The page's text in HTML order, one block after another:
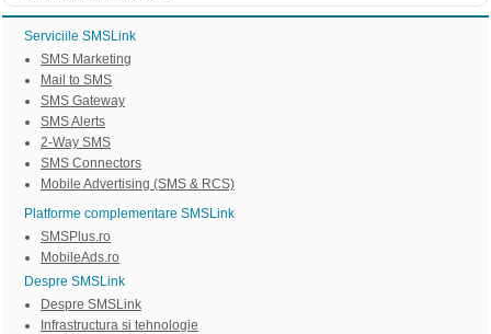
Serviciile SMSLink
SMS Marketing
Mail to SMS
SMS Gateway
SMS Alerts
2-Way SMS
SMS Connectors
Mobile Advertising (SMS & RCS)
Platforme complementare SMSLink
SMSPlus.ro
MobileAds.ro
Despre SMSLink
Despre SMSLink
Infrastructura si tehnologie